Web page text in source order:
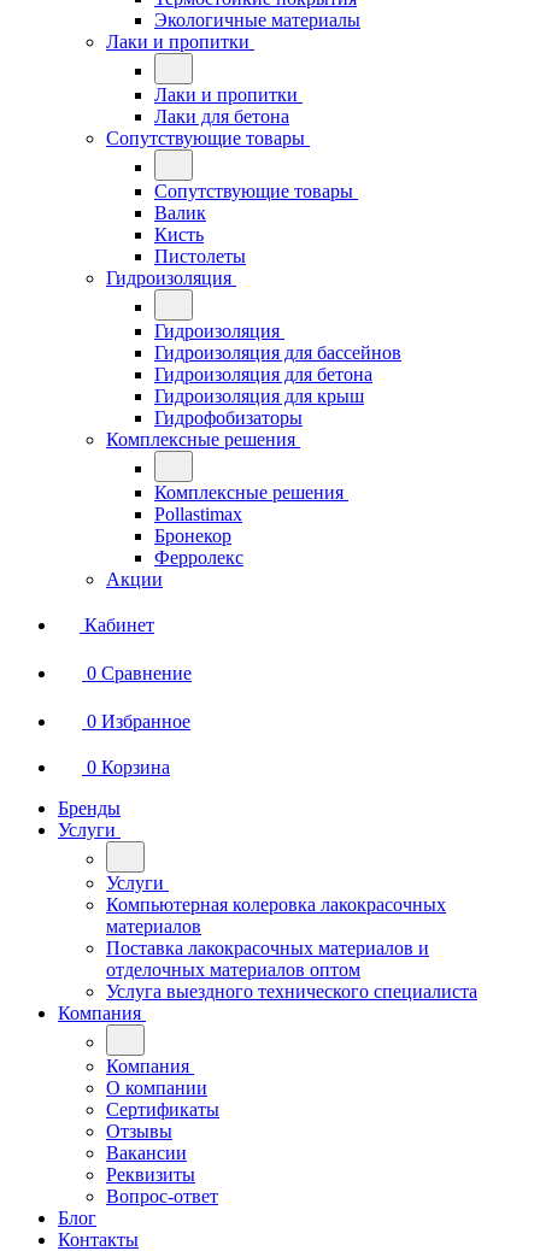
Экологичные материалы
Лаки и пропитки
Лаки и пропитки
Лаки для бетона
Сопутствующие товары
Сопутствующие товары
Валик
Кисть
Пистолеты
Гидроизоляция
Гидроизоляция
Гидроизоляция для бассейнов
Гидроизоляция для бетона
Гидроизоляция для крыш
Гидрофобизаторы
Комплексные решения
Комплексные решения
Pollastimax
Бронекор
Ферролекс
Акции
Кабинет
0 Сравнение
0 Избранное
0 Корзина
Бренды
Услуги
Услуги
Компьютерная колеровка лакокрасочных
материалов
Поставка лакокрасочных материалов и
отделочных материалов оптом
Услуга выездного технического специалиста
Компания
Компания
О компании
Сертификаты
Отзывы
Вакансии
Реквизиты
Вопрос-ответ
Блог
Контакты